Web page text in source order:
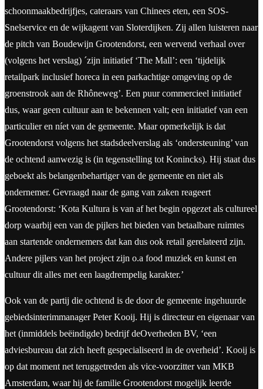
schoonmaakbedrijfjes, cateraars van Chinees eten, een SOS-
Snelservice en de wijkagent van Sloterdijken. Zij allen luisteren naar
de pitch van Boudewijn Grootendorst, een wervend verhaal over
(volgens het verslag) ´zijn initiatief ‘The Mall’: een ‘tijdelijk
retailpark inclusief horeca in een parkachtige omgeving op de
groenstrook aan de Rhôneweg’. Een puur commercieel initiatief
dus, waar geen cultuur aan te bekennen valt; een initiatief van een
particulier en níet van de gemeente. Maar opmerkelijk is dat
Grootendorst volgens het stadsdeelverslag als ‘ondersteuning’ van
de ochtend aanwezig is (in tegenstelling tot Konincks). Hij staat dus
geboekt als belangenbehartiger van de gemeente en niet als
ondernemer. Gevraagd naar de gang van zaken reageert
Grootendorst: ‘Kota Kultura is van af het begin opgezet als cultureel
dorp waarbij een van de pijlers het bieden van betaalbare ruimtes
aan startende ondernemers dat kan dus ook retail gerelateerd zijn.
Andere pijlers van het project zijn o.a food muziek en kunst en
cultuur dit alles met een laagdrempelig karakter.’
Ook van de partij die ochtend is de door de gemeente ingehuurde
gebiedsinterimmanager Peter Kooij. Hij is directeur en eigenaar van
het (inmiddels beëindigde) bedrijf deOverheden BV, ‘een
adviesbureau dat zich heeft gespecialiseerd in de overheid’. Kooij is
op dat moment net teruggetreden als vice-voorzitter van MKB
Amsterdam, waar hij de familie Grootendorst mogelijk leerde